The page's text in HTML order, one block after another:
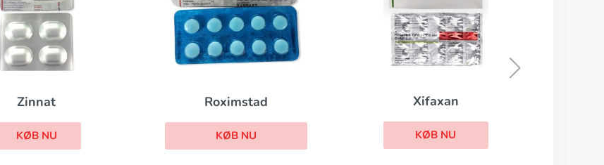
Roximstad
KØB NU
Xifaxan
KØB NU
Suprax